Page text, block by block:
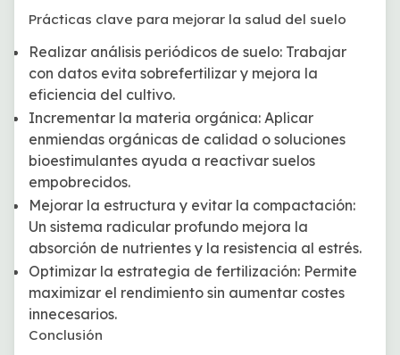
Prácticas clave para mejorar la salud del suelo
Realizar análisis periódicos de suelo: Trabajar
con datos evita sobrefertilizar y mejora la
eficiencia del cultivo.
Incrementar la materia orgánica: Aplicar
enmiendas orgánicas de calidad o soluciones
bioestimulantes ayuda a reactivar suelos
empobrecidos.
Mejorar la estructura y evitar la compactación:
Un sistema radicular profundo mejora la
absorción de nutrientes y la resistencia al estrés.
Optimizar la estrategia de fertilización: Permite
maximizar el rendimiento sin aumentar costes
innecesarios.
Conclusión